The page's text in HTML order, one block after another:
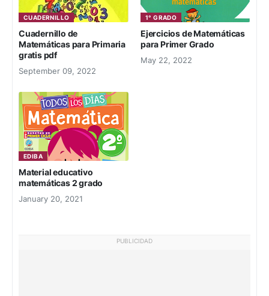
CUADERNILLO
Cuadernillo de
Matemáticas para Primaria
gratis pdf
September 09, 2022
1° GRADO
Ejercicios de Matemáticas
para Primer Grado
May 22, 2022
EDIBA
Material educativo
matemáticas 2 grado
January 20, 2021
PUBLICIDAD